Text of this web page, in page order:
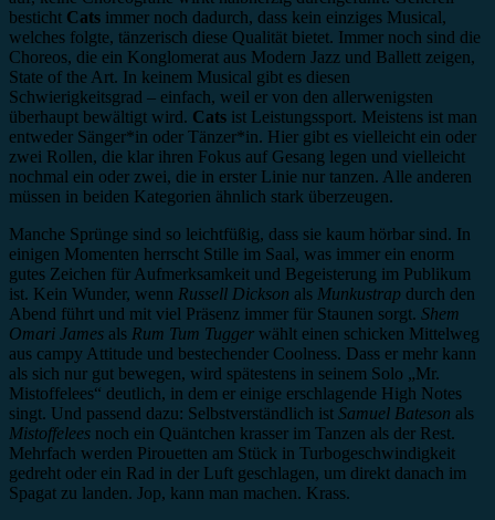
besticht Cats immer noch dadurch, dass kein einziges Musical,
welches folgte, tänzerisch diese Qualität bietet. Immer noch sind die
Choreos, die ein Konglomerat aus Modern Jazz und Ballett zeigen,
State of the Art. In keinem Musical gibt es diesen
Schwierigkeitsgrad – einfach, weil er von den allerwenigsten
überhaupt bewältigt wird. Cats ist Leistungssport. Meistens ist man
entweder Sänger*in oder Tänzer*in. Hier gibt es vielleicht ein oder
zwei Rollen, die klar ihren Fokus auf Gesang legen und vielleicht
nochmal ein oder zwei, die in erster Linie nur tanzen. Alle anderen
müssen in beiden Kategorien ähnlich stark überzeugen.
Manche Sprünge sind so leichtfüßig, dass sie kaum hörbar sind. In
einigen Momenten herrscht Stille im Saal, was immer ein enorm
gutes Zeichen für Aufmerksamkeit und Begeisterung im Publikum
ist. Kein Wunder, wenn Russell Dickson als Munkustrap durch den
Abend führt und mit viel Präsenz immer für Staunen sorgt. Shem
Omari James als Rum Tum Tugger wählt einen schicken Mittelweg
aus campy Attitude und bestechender Coolness. Dass er mehr kann
als sich nur gut bewegen, wird spätestens in seinem Solo „Mr.
Mistoffelees“ deutlich, in dem er einige erschlagende High Notes
singt. Und passend dazu: Selbstverständlich ist Samuel Bateson als
Mistoffelees noch ein Quäntchen krasser im Tanzen als der Rest.
Mehrfach werden Pirouetten am Stück in Turbogeschwindigkeit
gedreht oder ein Rad in der Luft geschlagen, um direkt danach im
Spagat zu landen. Jop, kann man machen. Krass.